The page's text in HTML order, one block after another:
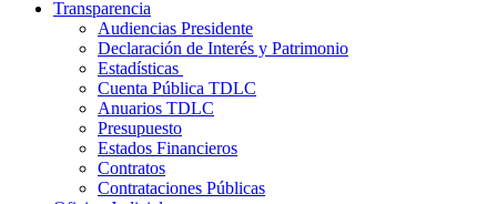
Transparencia
Audiencias Presidente
Declaración de Interés y Patrimonio
Estadísticas
Cuenta Pública TDLC
Anuarios TDLC
Presupuesto
Estados Financieros
Contratos
Contrataciones Públicas